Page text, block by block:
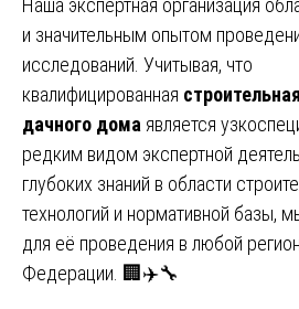
Наша экспертная организация
и значительным опытом
исследований. Учитывая, что
квалифицированная
дачного дома является
редким видом экспертной
глубоких знаний в области
технологий и нормативной базы,
для её проведения в любой
Федерации. 🏢✈️🔧